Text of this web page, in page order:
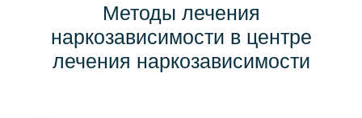
Методы лечения
наркозависимости в центре
лечения наркозависимости